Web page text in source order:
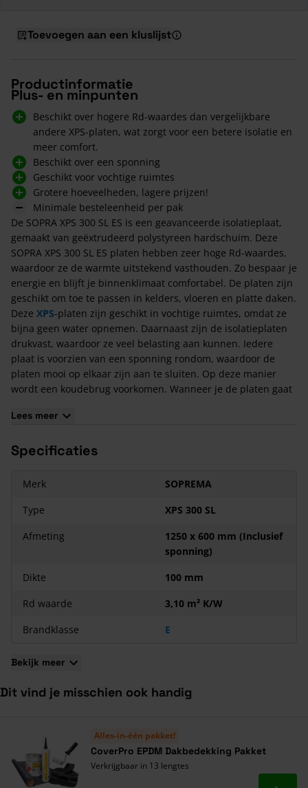
Toevoegen aan een kluslijst
Productinformatie
Plus- en minpunten
Beschikt over hogere Rd-waardes dan vergelijkbare
andere XPS-platen, wat zorgt voor een betere isolatie en
meer comfort.
Beschikt over een sponning
Geschikt voor vochtige ruimtes
Grotere hoeveelheden, lagere prijzen!
Minimale besteleenheid per pak
De SOPRA XPS 300 SL ES is een geavanceerde isolatieplaat,
gemaakt van geëxtrudeerd polystyreen hardschuim. Deze
SOPRA XPS 300 SL ES platen hebben zeer hoge Rd-waardes,
waardoor ze de warmte uitstekend vasthouden. Zo bespaar je
energie en blijft je binnenklimaat comfortabel. De platen zijn
geschikt om toe te passen in kelders, vloeren en platte daken.
Deze XPS-platen zijn geschikt in vochtige ruimtes, omdat ze
bijna geen water opnemen. Daarnaast zijn de isolatieplaten
drukvast, waardoor ze veel belasting aan kunnen. Iedere
plaat is voorzien van een sponning rondom, waardoor de
platen mooi op elkaar zijn aan te sluiten. Op deze manier
wordt een koudebrug voorkomen. Wanneer je de platen gaat
plaatsen in combinatie met ballast zodat de platen niet
Kenmerken van SOPRA XPS 300 SL ES
Deze platen zijn voorzien van extra hoge RD-waardes en een
De platen bestaan uit geëxtrudeerd polystyreen (XPS)
De platen met een dikte van 40 t/m 140 mm beschikken over
De druksterkte van de plaat bedraagt ≥ 300 kPa.
Lees meer
Specificaties
Merk
SOPREMA
Type
XPS 300 SL
Afmeting
1250 x 600 mm (Inclusief
sponning)
Dikte
100 mm
Rd waarde
3,10 m² K/W
Brandklasse
E
Bekijk meer
Dit vind je misschien ook handig
Alles-in-één pakket!
CoverPro EPDM Dakbedekking Pakket
Verkrijgbaar in 13 lengtes